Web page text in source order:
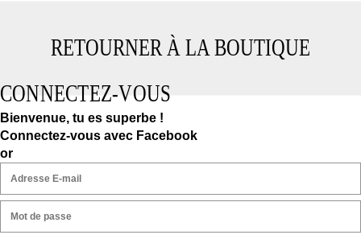
RETOURNER À LA BOUTIQUE
CONNECTEZ-VOUS
Bienvenue, tu es superbe !
Connectez-vous avec Facebook
or